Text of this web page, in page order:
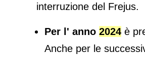
interruzione del Frejus.
Per l' anno 2024 è
Anche per le